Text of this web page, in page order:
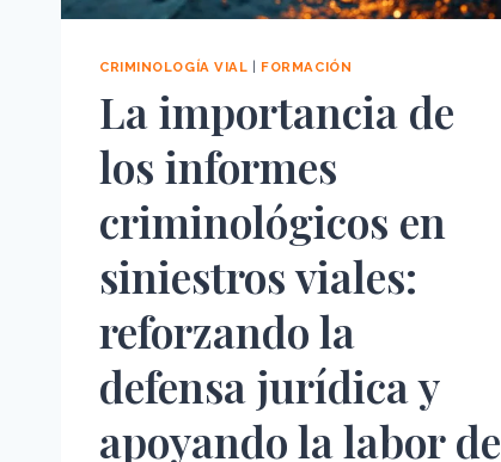
CRIMINOLOGÍA VIAL FORMACIÓN
La importancia de
los informes
criminológicos en
siniestros viales:
reforzando la
defensa jurídica y
apoyando la labor de